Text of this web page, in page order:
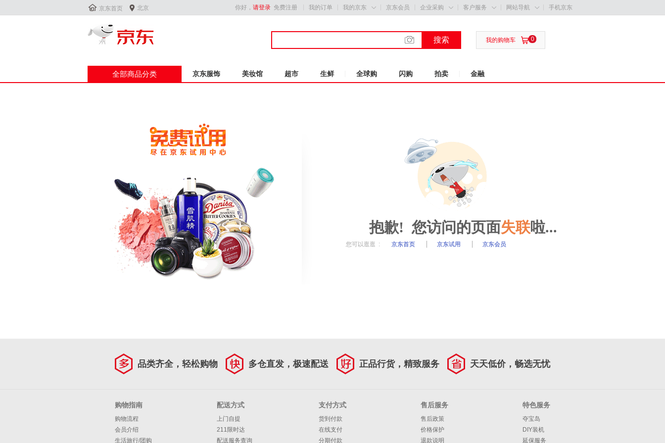
 京东首页  北京 你好， 请登录 免费注册 我的订单 我的京东  京东会员 企业采购  客户服务  网站导航  手机京东
搜索  0
我的购物车
全部商品分类 京东服饰 美妆馆 超市 生鲜 全球购 闪购 拍卖 金融
抱歉! 您访问的页面失联啦...
您可以逛逛 : 京东首页 京东试用 京东会员
品类齐全，轻松购物 多仓直发，极速配送 正品行货，精致服务 天天低价，畅选无忧
购物指南
购物流程
会员介绍
生活旅行/团购
配送方式
上门自提
211限时达
配送服务查询
支付方式
货到付款
在线支付
分期付款
售后服务
售后政策
价格保护
退款说明
特色服务
夺宝岛
DIY装机
延保服务